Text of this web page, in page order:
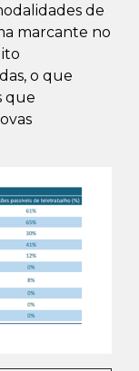
de
marcante no
o que
que